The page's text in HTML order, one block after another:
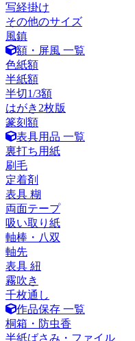
写経掛け
その他のサイズ
風鎮
額・屏風 一覧
色紙額
半紙額
半切1/3額
はがき2枚版
篆刻額
表具用品 一覧
裏打ち用紙
刷毛
定着剤
表具 糊
両面テープ
吸い取り紙
軸棒・八双
軸先
表具 紐
霧吹き
千枚通し
作品保存 一覧
桐箱・防虫香
半紙ばさみ・ファイル